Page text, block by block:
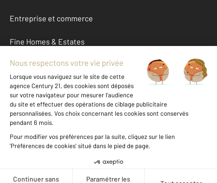
Entreprise et commerce
Fine Homes & Estates
À propos
International
Nous contacter
Données personnelles